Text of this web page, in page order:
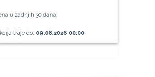
u zadnjih 30 dana:
traje do: 09.08.2026 00:00